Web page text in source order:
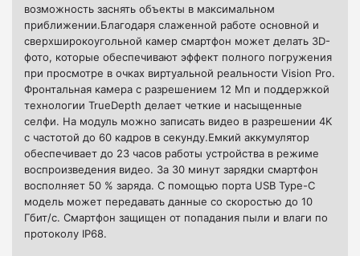
возможность заснять объекты в максимальном
приближении.Благодаря слаженной работе основной и
сверхширокоугольной камер смартфон может делать 3D-
фото, которые обеспечивают эффект полного погружения
при просмотре в очках виртуальной реальности Vision Pro.
Фронтальная камера с разрешением 12 Мп и поддержкой
технологии TrueDepth делает четкие и насыщенные
селфи. На модуль можно записать видео в разрешении 4K
с частотой до 60 кадров в секунду.Емкий аккумулятор
обеспечивает до 23 часов работы устройства в режиме
воспроизведения видео. За 30 минут зарядки смартфон
восполняет 50 % заряда. С помощью порта USB Type-C
модель может передавать данные со скоростью до 10
Гбит/с. Смартфон защищен от попадания пыли и влаги по
протоколу IP68.